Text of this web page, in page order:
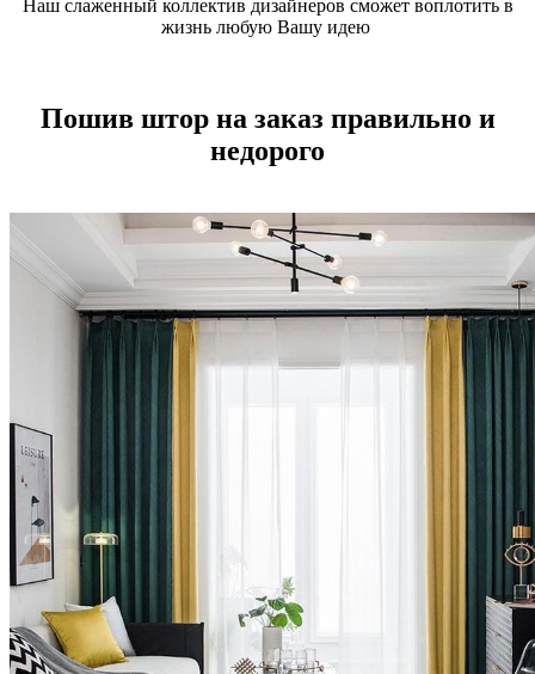
Наш слаженный коллектив дизайнеров сможет воплотить в
жизнь любую Вашу идею
Пошив штор на заказ правильно и
недорого